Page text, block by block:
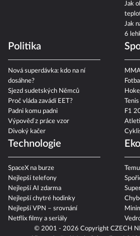
Jak
Jak
6
Politika
Nová superdávka: kdo na ní
dosáhne?
Sjezd sudetských Němců
Proč vláda zavádí EET?
Padni komu padni
Výpověď z práce vzor
Divoký kačer
F1
Technologie
SpaceX na burze
Nejlepší telefony
Nejlepší AI zdarma
Nejlepší chytré hodinky
Nejlepší VPN – srovnání
Netflix filmy a seriály
© 2001 - 2026 Copyright CZECH